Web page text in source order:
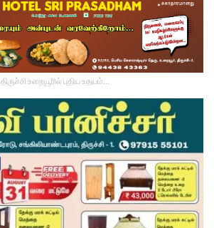
திருச்சி உறையூரில் புதிய உதயம்...